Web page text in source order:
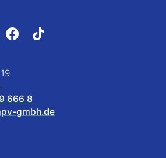
666 8
gmbh.de